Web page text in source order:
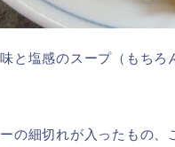
と塩感のスープ（もち
の細切れが入ったもの